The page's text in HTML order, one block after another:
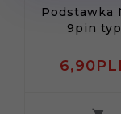
Podstawka
9pin
6,90